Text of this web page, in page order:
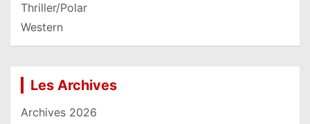
Thriller/Polar
Western
Les Archives
Archives 2026